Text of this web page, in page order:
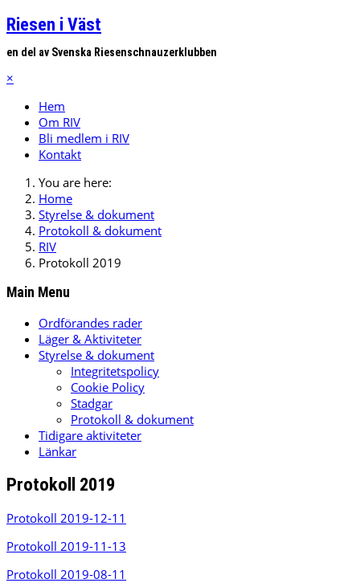
Riesen i Väst
en del av Svenska Riesenschnauzerklubben
×
Hem
Om RIV
Bli medlem i RIV
Kontakt
You are here:
Home
Styrelse & dokument
Protokoll & dokument
RIV
Protokoll 2019
Main Menu
Ordförandes rader
Läger & Aktiviteter
Styrelse & dokument
Integritetspolicy
Cookie Policy
Stadgar
Protokoll & dokument
Tidigare aktiviteter
Länkar
Protokoll 2019
Protokoll 2019-12-11
Protokoll 2019-11-13
Protokoll 2019-08-11